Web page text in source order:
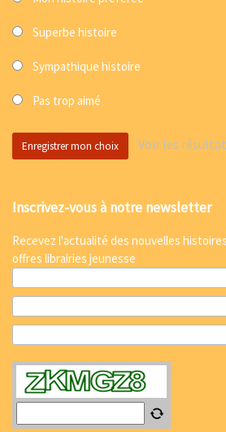
Superbe histoire
Sympathique histoire
Pas trop aimé
Voir les
Inscrivez-vous à notre newsletter
Recevez l'actualité des nouvelles
offres librairies jeunesse